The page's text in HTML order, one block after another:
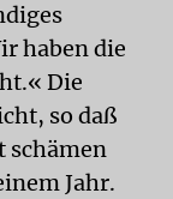
haben die
Die
so daß
schämen
Jahr.